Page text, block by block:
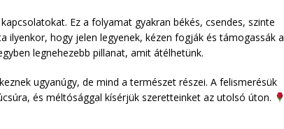
Ez a folyamat gyakran békés, csendes, szinte
ilyenkor, hogy jelen legyenek, kézen fogják és támogassák a
legnehezebb pillanat, amit átélhetünk.
ugyanúgy, de mind a természet részei. A felismerésük
és méltósággal kísérjük szeretteinket az utolsó úton.